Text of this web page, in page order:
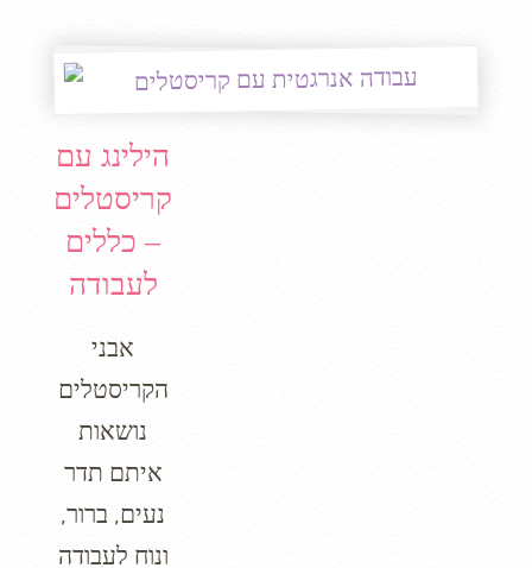
הילינג עם
קריסטלים
– כללים
לעבודה
אבני
הקריסטלים
נושאות
איתם תדר
נעים, ברור,
ונוח לעבודה